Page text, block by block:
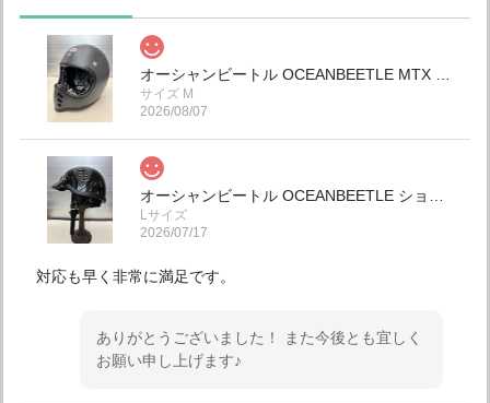
オーシャンビートル OCEANBEETLE MTX 別注マット ダークグレー 各サイズ有り ペイズリーインナー黒仕様！ 送料無料！
サイズ M
2026/08/07
オーシャンビートル OCEANBEETLE ショーティー4 別注ブラックメタリック 各サイズ有り チンカップ黒 本皮クロコダイル型押し仕様 (鑑賞用.コレクション) SALE中！ 送料無料！インスタ.ホームページのみの限定販売！ (予約商品) 本日入荷してます！
Lサイズ
2026/07/17
対応も早く非常に満足です。
ありがとうございました！ また今後とも宜しく
お願い申し上げます♪